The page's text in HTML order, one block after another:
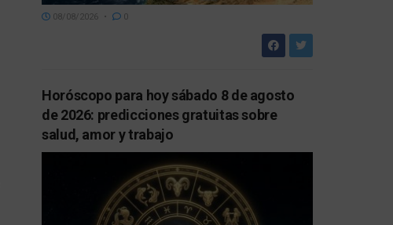
08/08/2026 0
Horóscopo para hoy sábado 8 de agosto
de 2026: predicciones gratuitas sobre
salud, amor y trabajo